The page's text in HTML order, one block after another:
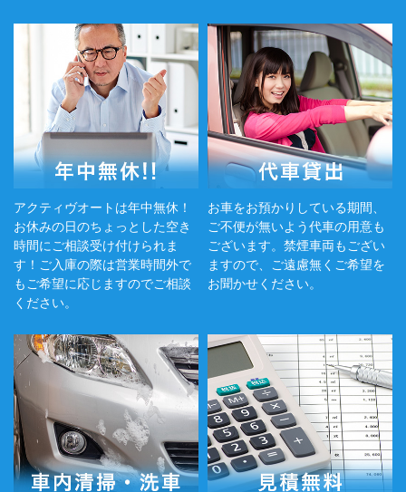
アクティヴオートは年中無休！
お休みの日のちょっとした空き
時間にご相談受け付けられま
す！ご入庫の際は営業時間外で
もご希望に応じますのでご相談
ください。
お車をお預かりしている期間、
ご不便が無いよう代車の用意も
ございます。禁煙車両もござい
ますので、ご遠慮無くご希望を
お聞かせください。